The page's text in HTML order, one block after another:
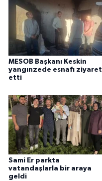
MESOB Başkanı Keskin
yangınzede esnafı ziyaret
etti
Sami Er parkta
vatandaşlarla bir araya
geldi